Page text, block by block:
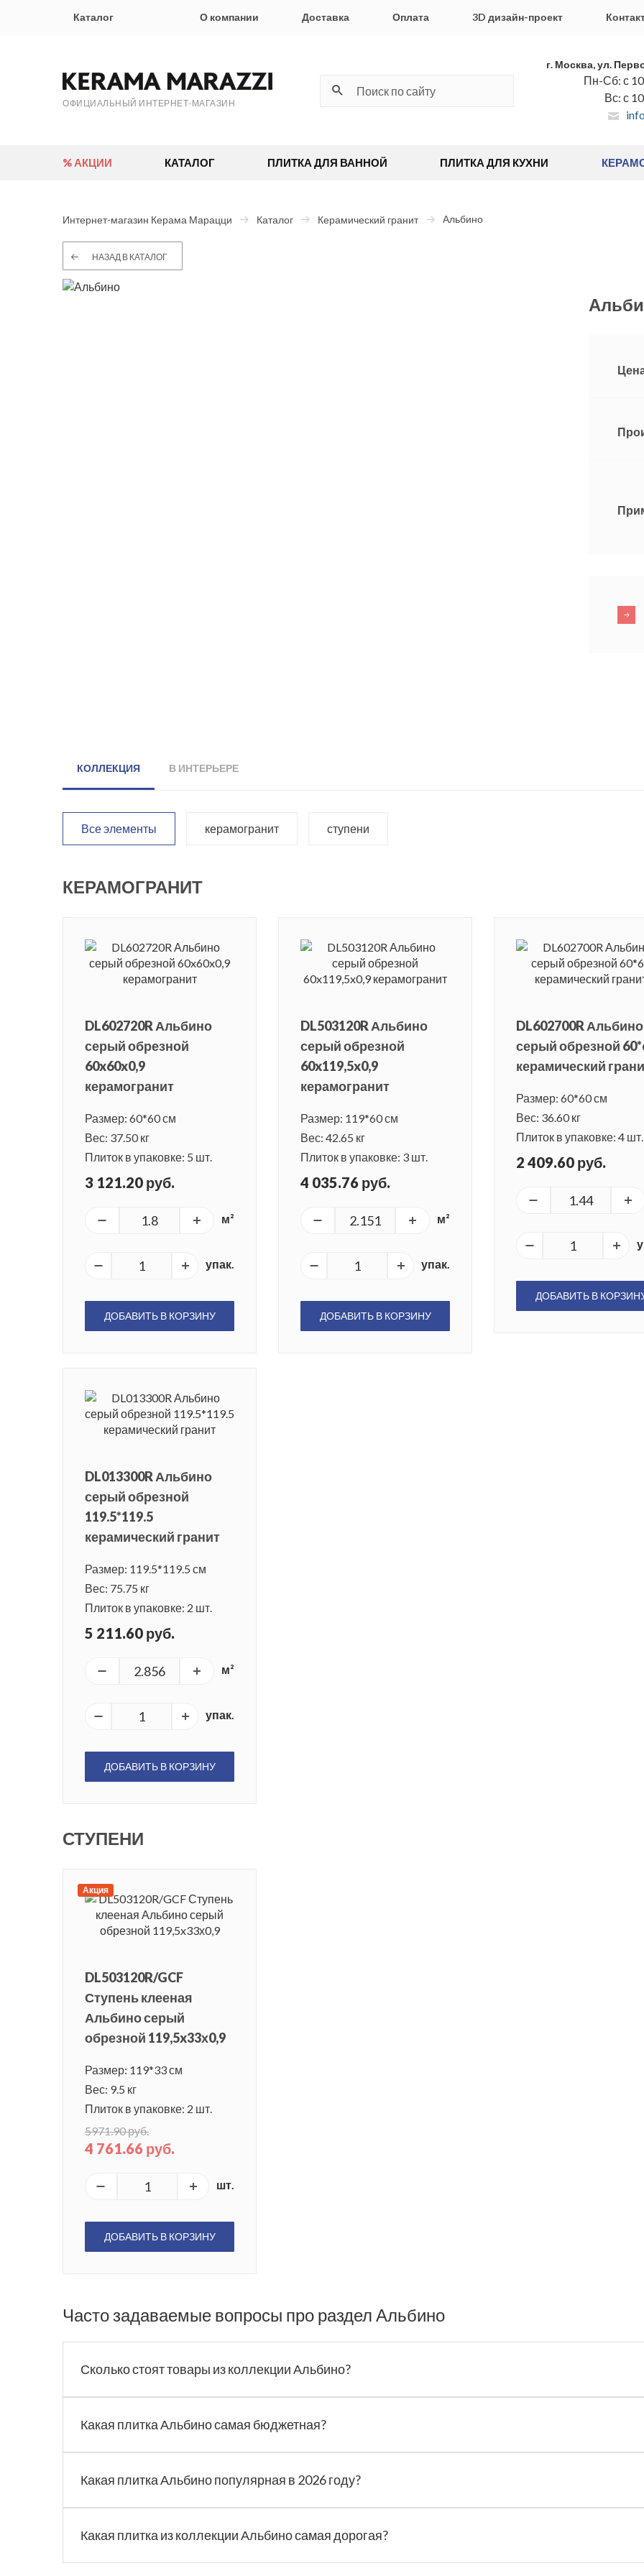
Каталог О компании Доставка Оплата 3D дизайн-проект
ОФИЦИАЛЬНЫЙ ИНТЕРНЕТ-МАГАЗИН
г. Москва, ул.
Пн-Сб: с
Вс: с
% АКЦИИ КАТАЛОГ ПЛИТКА ДЛЯ ВАННОЙ ПЛИТКА ДЛЯ КУХНИ
Интернет-магазин Керама Марацци Каталог Керамический гранит Альбино
НАЗАД В КАТАЛОГ
КОЛЛЕКЦИЯ В ИНТЕРЬЕРЕ
Все элементы керамогранит ступени
КЕРАМОГРАНИТ
DL602720R Альбино
серый обрезной
60x60x0,9
керамогранит
Размер: 60*60 см
Вес: 37.50 кг
Плиток в упаковке: 5 шт.
3 121.20 руб.
м²
упак.
ДОБАВИТЬ В КОРЗИНУ
DL503120R Альбино
серый обрезной
60x119,5x0,9
керамогранит
Размер: 119*60 см
Вес: 42.65 кг
Плиток в упаковке: 3 шт.
4 035.76 руб.
м²
упак.
ДОБАВИТЬ В КОРЗИНУ
DL602700R Альбино
серый обрезной
керамический
Размер: 60*60 см
Вес: 36.60 кг
Плиток в упаковке: 4 шт.
2 409.60 руб.
ДОБАВИТЬ В
DL013300R Альбино
серый обрезной
119.5*119.5
керамический гранит
Размер: 119.5*119.5 см
Вес: 75.75 кг
Плиток в упаковке: 2 шт.
5 211.60 руб.
м²
упак.
ДОБАВИТЬ В КОРЗИНУ
СТУПЕНИ
Акция
DL503120R/GCF
Ступень клееная
Альбино серый
обрезной 119,5x33х0,9
Размер: 119*33 см
Вес: 9.5 кг
Плиток в упаковке: 2 шт.
5971.90 руб.
4 761.66 руб.
шт.
ДОБАВИТЬ В КОРЗИНУ
Часто задаваемые вопросы про раздел Альбино
Сколько стоят товары из коллекции Альбино?
Какая плитка Альбино самая бюджетная?
Какая плитка Альбино популярная в 2026 году?
Какая плитка из коллекции Альбино самая дорогая?